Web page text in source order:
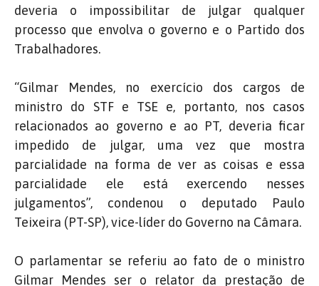
deveria o impossibilitar de julgar qualquer
processo que envolva o governo e o Partido dos
Trabalhadores.
“Gilmar Mendes, no exercício dos cargos de
ministro do STF e TSE e, portanto, nos casos
relacionados ao governo e ao PT, deveria ficar
impedido de julgar, uma vez que mostra
parcialidade na forma de ver as coisas e essa
parcialidade ele está exercendo nesses
julgamentos”, condenou o deputado Paulo
Teixeira (PT-SP), vice-líder do Governo na Câmara.
O parlamentar se referiu ao fato de o ministro
Gilmar Mendes ser o relator da prestação de